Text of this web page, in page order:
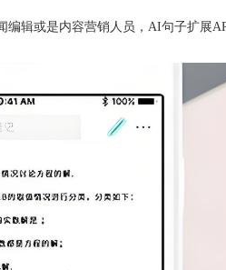
编辑或是内容营销人员，AI句子扩展